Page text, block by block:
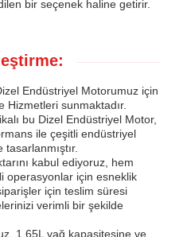
bir seçenek haline getirir.
Endüstriyel Motorumuz için
Hizmetleri sunmaktadır.
bu Dizel Endüstriyel Motor,
ile çeşitli endüstriyel
kabul ediyoruz, hem
operasyonlar için esneklik
için teslim süresi
verimli bir şekilde
1,65L yağ kapasitesine ve